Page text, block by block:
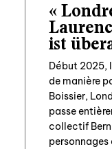
«
ist
Début 2025,
de manière
Boissier,
passe
collectif